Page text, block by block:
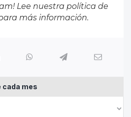
Lee nuestra política de
más información.
cada mes